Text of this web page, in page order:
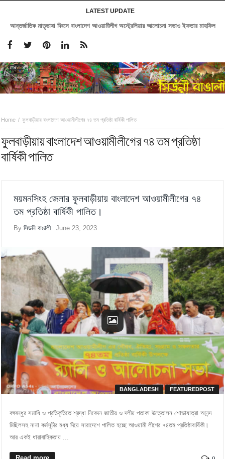
LATEST UPDATE
আন্তর্জাতিক মাতৃভাষা দিবসে বাংলাদেশ আওয়ামীলীগ অস্ট্রেলিয়ার আলোচনা সভাও ইফতার মাহফিল
Home ফুলবাড়ীয়ায় বাংলাদেশ আওয়ামীলীগের ৭৪ তম প্রতিষ্ঠা বার্ষিকী পালিত
ফুলবাড়ীয়ায় বাংলাদেশ আওয়ামীলীগের ৭৪ তম প্রতিষ্ঠা
বার্ষিকী পালিত
ময়মনসিংহ জেলার ফুলবাড়ীয়ায় বাংলাদেশ আওয়ামীলীগের ৭৪
তম প্রতিষ্ঠা বার্ষিকী পালিত।
Byসিডনি বাঙালী June 23, 2023
BANGLADESH FEATUREDPOST
বঙ্গবন্ধুর সমাধি ও প্রতিকৃতিতে শ্রদ্ধা নিবেদন জাতীয় ও দলীয় পতাকা উত্তোলন শোভাযাত্রা আনন্দ
মিছিলসহ নানা কর্মসূচীর মধ্য দিয়ে সারাদেশে পালিত হচ্ছে আওয়ামী লীগের ৭৪তম প্রতিষ্ঠাবার্ষিকী।
আর একই ধারাবাহিকতায় ...